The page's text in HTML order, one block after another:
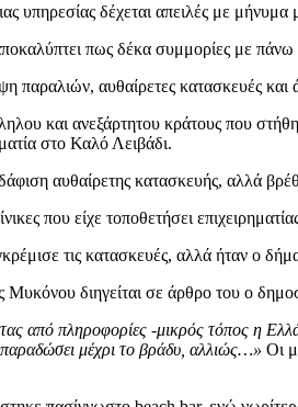
υπηρεσίας δέχεται απειλές με μήνυμα
πως δέκα συμμορίες με
παραλιών, αυθαίρετες κατασκευές
και ανεξάρτητου κράτους που
στο Καλό Λειβάδι.
αυθαίρετης κατασκευής, αλλά
που είχε τοποθετήσει
τις κατασκευές, αλλά ήταν ο
Μυκόνου διηγείται σε άρθρο του ο
από πληροφορίες -μικρός τόπος η
μέχρι το βράδυ, αλλιώς…» Οι